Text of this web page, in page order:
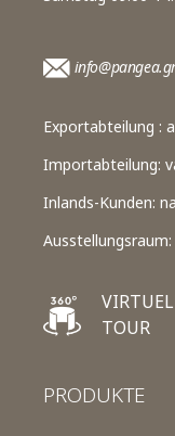
Exportabteilung :
Importabteilung:
Inlands-Kunden:
Ausstellungsraum:
TOUR
PRODUKTE